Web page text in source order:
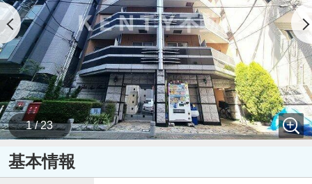
1 / 23
基本情報